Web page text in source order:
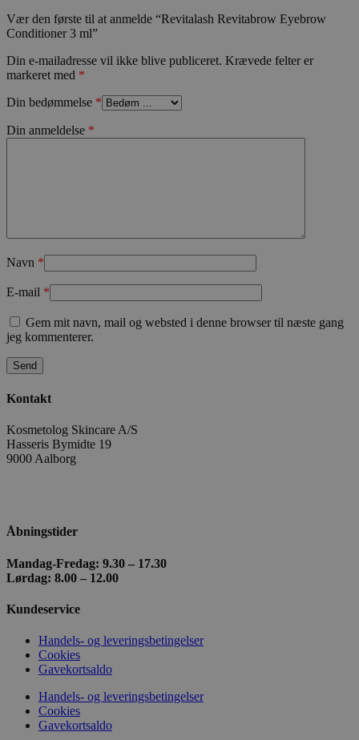
Vær den første til at anmelde “Revitalash Revitabrow Eyebrow
Conditioner 3 ml”
Din e-mailadresse vil ikke blive publiceret. Krævede felter er
markeret med *
Din bedømmelse *
Din anmeldelse *
Navn *
E-mail *
Gem mit navn, mail og websted i denne browser til næste gang
jeg kommenterer.
Kontakt
Kosmetolog Skincare A/S
Hasseris Bymidte 19
9000 Aalborg
Åbningstider
Mandag-Fredag: 9.30 – 17.30
Lørdag: 8.00 – 12.00
Kundeservice
Handels- og leveringsbetingelser
Cookies
Gavekortsaldo
Handels- og leveringsbetingelser
Cookies
Gavekortsaldo
woocommerce_recently_viewed
wc_cart_created
wc_cart_hash_[abcdef0123456789]{32}
Navn